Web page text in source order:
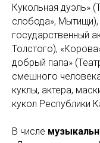
Кукольная дуэль»
слобода», Мытищи),
государственный
Толстого),
добрый папа»
смешного
куклы, актера,
кукол Республики
В числе